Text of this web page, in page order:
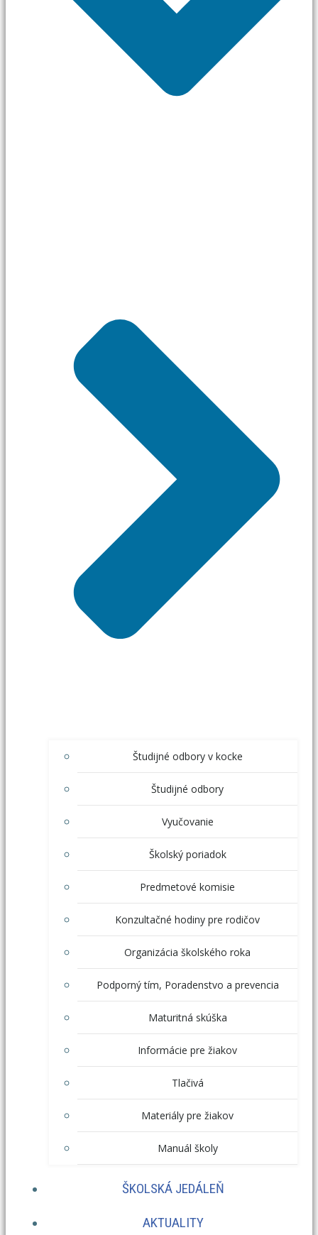
Študijné odbory v kocke
Študijné odbory
Vyučovanie
Školský poriadok
Predmetové komisie
Konzultačné hodiny pre rodičov
Organizácia školského roka
Podporný tím, Poradenstvo a prevencia
Maturitná skúška
Informácie pre žiakov
Tlačivá
Materiály pre žiakov
Manuál školy
ŠKOLSKÁ JEDÁLEŇ
AKTUALITY